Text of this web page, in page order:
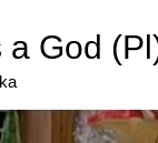
a God